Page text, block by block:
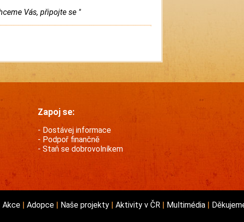
Vás, připojte se "
Zapoj se:
Dostávej informace
Podpoř finančně
Staň se dobrovolníkem
Akce Adopce Naše projekty Aktivity v ČR Multimédia